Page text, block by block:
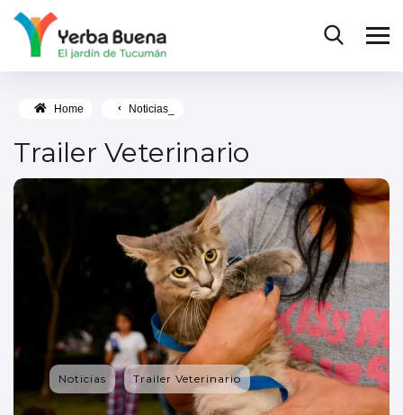
Home Noticias_
Trailer Veterinario
Noticias Trailer Veterinario